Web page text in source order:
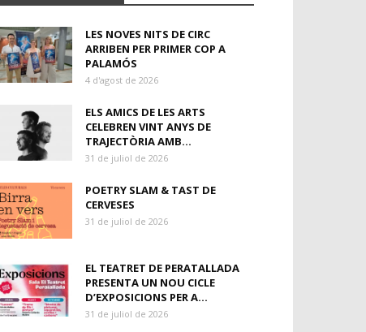
LES NOVES NITS DE CIRC
ARRIBEN PER PRIMER COP A
PALAMÓS
4 d'agost de 2026
ELS AMICS DE LES ARTS
CELEBREN VINT ANYS DE
TRAJECTÒRIA AMB...
31 de juliol de 2026
POETRY SLAM & TAST DE
CERVESES
31 de juliol de 2026
EL TEATRET DE PERATALLADA
PRESENTA UN NOU CICLE
D’EXPOSICIONS PER A...
31 de juliol de 2026